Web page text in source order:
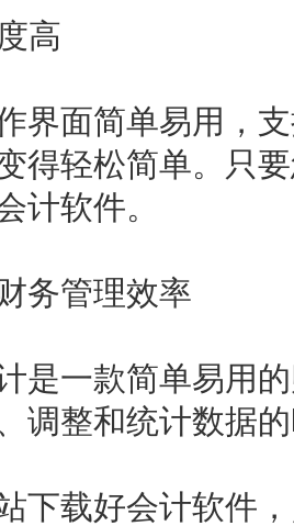
高
界面简单易用，
得轻松简单。只
计软件。
务管理效率
是一款简单易用
调整和统计数据
下载好会计软件